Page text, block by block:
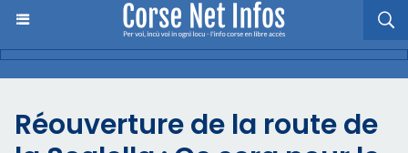
Réouverture de la route de